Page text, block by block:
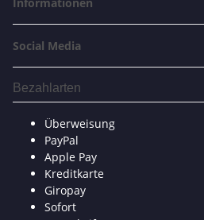
Social Media
Bezahlarten
Überweisung
PayPal
Apple Pay
Kreditkarte
Giropay
Sofort